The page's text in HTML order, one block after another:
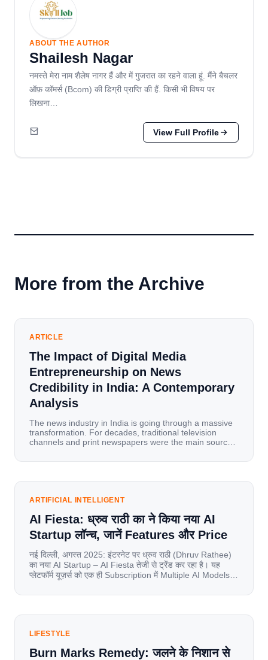
ABOUT THE AUTHOR
Shailesh Nagar
नमस्ते मेरा नाम शैलेष नागर हैं और में गुजरात का रहने वाला हूं. मैंने बैचलर
ऑफ़ कॉमर्स (Bcom) की डिग्री प्राप्ति की हैं. किसी भी विषय पर
लिखना…
View Full Profile
More from the Archive
ARTICLE
The Impact of Digital Media
Entrepreneurship on News
Credibility in India: A Contemporary
Analysis
The news industry in India is going through a massive
transformation. For decades, traditional television
channels and print newspapers were the main sources
mobile data, affordable smartphones, and high-speed
has become a mobile-first market where consumers
ARTIFICIAL INTELLIGENT
AI Fiesta: ध्रुव राठी का ने किया नया AI
Startup लॉन्च, जानें Features और Price
नई दिल्ली, अगस्त 2025: इंटरनेट पर ध्रुव राठी (Dhruv Rathee)
का नया AI Startup – AI Fiesta तेजी से ट्रेंड कर रहा है। यह
प्लेटफॉर्म यूज़र्स को एक ही Subscription में Multiple AI Models
यूज़र्स का जबरदस्त रिस्पॉन्स लॉन्च के तुरंत […]
LIFESTYLE
Burn Marks Remedy: जलने के निशान से